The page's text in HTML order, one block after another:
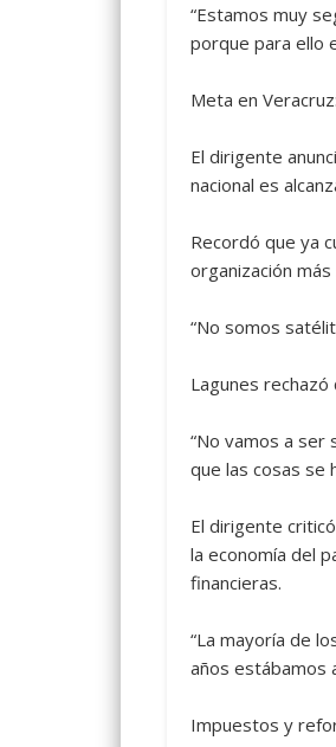
“Estamos muy
porque para ello
Meta en
El dirigente
nacional es
Recordó que ya
organización
“No somos
Lagunes
“No vamos a ser
que las cosas se
El dirigente
la economía del
financieras.
“La mayoría de
años estábamos
Impuestos y